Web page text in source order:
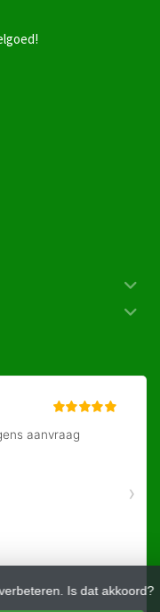
Is dat akkoord?